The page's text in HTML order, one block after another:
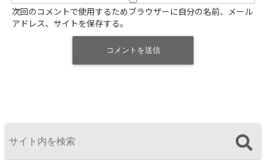
次回のコメントで使用するためブラウザーに自分の名前、メール
アドレス、サイトを保存する。